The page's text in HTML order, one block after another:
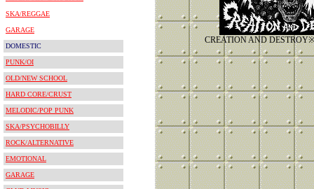
SKA/REGGAE
GARAGE
DOMESTIC
PUNK/OI
OLD/NEW SCHOOL
HARD CORE/CRUST
MELODIC/POP PUNK
SKA/PSYCHOBILLY
ROCK/ALTERNATIVE
EMOTIONAL
GARAGE
CREATION AND